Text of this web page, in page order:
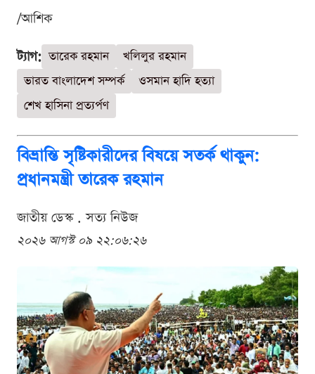
/আশিক
ট্যাগ: তারেক রহমান
খলিলুর রহমান
ভারত বাংলাদেশ সম্পর্ক
ওসমান হাদি হত্যা
শেখ হাসিনা প্রত্যর্পণ
বিভ্রান্তি সৃষ্টিকারীদের বিষয়ে সতর্ক থাকুন:
প্রধানমন্ত্রী তারেক রহমান
জাতীয় ডেস্ক . সত্য নিউজ
২০২৬ আগস্ট ০৯ ২২:০৬:২৬